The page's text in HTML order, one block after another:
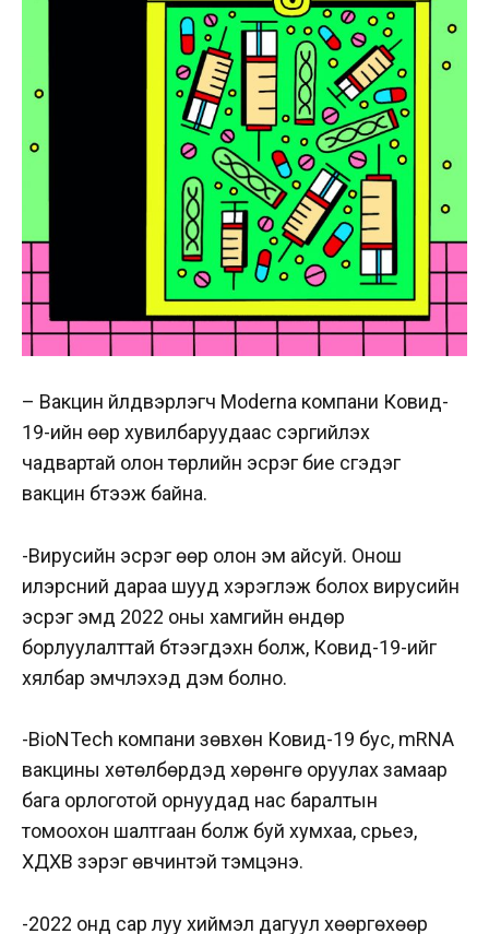
– Вакцин үйлдвэрлэгч Moderna компани Ковид-
19-ийн өөр хувилбаруудаас сэргийлэх
чадвартай олон төрлийн эсрэг бие үүсгэдэг
вакцин бүтээж байна.
-Вирусийн эсрэг өөр олон эм айсуй. Онош
илэрсний дараа шууд хэрэглэж болох вирусийн
эсрэг эмүүд 2022 оны хамгийн өндөр
борлуулалттай бүтээгдэхүүн болж, Ковид-19-ийг
хялбар эмчлэхэд дэм болно.
-BioNTech компани зөвхөн Ковид-19 бус, mRNA
вакцины хөтөлбөрүүдэд хөрөнгө оруулах замаар
бага орлоготой орнуудад нас баралтын
томоохон шалтгаан болж буй хумхаа, сүрьеэ,
ХДХВ зэрэг өвчинтэй тэмцэнэ.
-2022 онд сар луу хиймэл дагуул хөөргөхөөр